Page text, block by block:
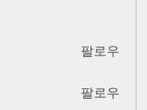
팔로우
팔로우